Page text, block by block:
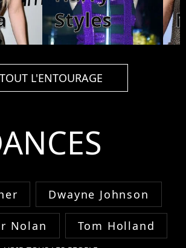
Styles
TOUT L'ENTOURAGE
Dwayne Johnson
Nolan Tom Holland